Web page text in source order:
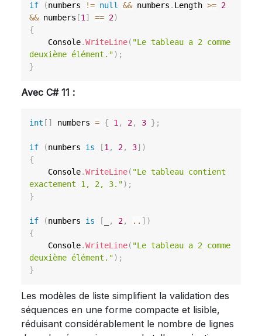
if (numbers != null && numbers . Length >= 2
&& numbers [1 ] == 2)
{
    Console
.WriteLine( "Le tableau a 2 comme
deuxième élément.") ;
}
Avec C# 11 :
int [ ] numbers = { 1 , 2, 3 } ;
if (numbers is [1 , 2, 3] )
{
    Console
.WriteLine( "Le tableau contient
exactement 1, 2, 3.") ;
}
if (numbers is [ , 2, .. ] )
{
    Console
.WriteLine( "Le tableau a 2 comme
deuxième élément.") ;
}
Les modèles de liste simplifient la validation des
séquences en une forme compacte et lisible,
réduisant considérablement le nombre de lignes